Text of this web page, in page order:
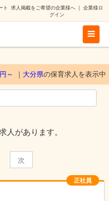
ト 求人掲載をご希望の企業様へ｜ 企業様ロ
グイン
～ 大分県の保育求人を表示中
人があります。
次
正社員